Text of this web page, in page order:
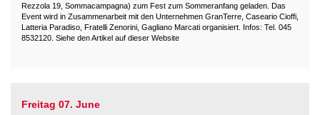
Rezzola 19, Sommacampagna) zum Fest zum Sommeranfang geladen. Das
Event wird in Zusammenarbeit mit den Unternehmen GranTerre, Caseario Cioffi,
Latteria Paradiso, Fratelli Zenorini, Gagliano Marcati organisiert. Infos: Tel. 045
8532120. Siehe den Artikel auf dieser Website
Freitag 07. June